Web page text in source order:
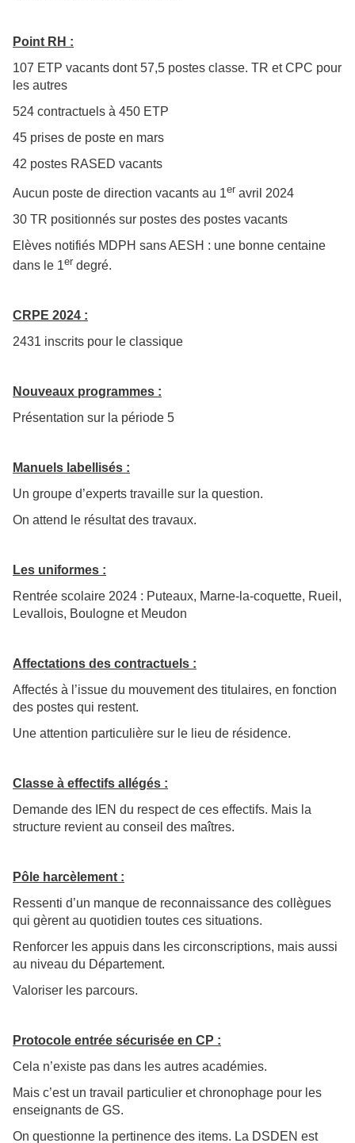
Point RH :
107 ETP vacants dont 57,5 postes classe. TR et CPC pour
les autres
524 contractuels à 450 ETP
45 prises de poste en mars
42 postes RASED vacants
Aucun poste de direction vacants au 1er avril 2024
30 TR positionnés sur postes des postes vacants
Elèves notifiés MDPH sans AESH : une bonne centaine
dans le 1er degré.
CRPE 2024 :
2431 inscrits pour le classique
Nouveaux programmes :
Présentation sur la période 5
Manuels labellisés :
Un groupe d’experts travaille sur la question.
On attend le résultat des travaux.
Les uniformes :
Rentrée scolaire 2024 : Puteaux, Marne-la-coquette, Rueil,
Levallois, Boulogne et Meudon
Affectations des contractuels :
Affectés à l’issue du mouvement des titulaires, en fonction
des postes qui restent.
Une attention particulière sur le lieu de résidence.
Classe à effectifs allégés :
Demande des IEN du respect de ces effectifs. Mais la
structure revient au conseil des maîtres.
Pôle harcèlement :
Ressenti d’un manque de reconnaissance des collègues
qui gèrent au quotidien toutes ces situations.
Renforcer les appuis dans les circonscriptions, mais aussi
au niveau du Département.
Valoriser les parcours.
Protocole entrée sécurisée en CP :
Cela n’existe pas dans les autres académies.
Mais c’est un travail particulier et chronophage pour les
enseignants de GS.
On questionne la pertinence des items. La DSDEN est